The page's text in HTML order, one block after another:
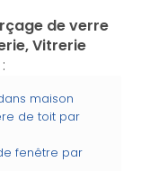
de verre
Vitrerie
maison
de toit par
fenêtre par